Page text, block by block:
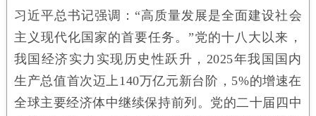
习近平总书记强调：“高质量发展是全面建设社会
主义现代化国家的首要任务。”党的十八大以来，
我国经济实力实现历史性跃升，2025年我国国内
生产总值首次迈上140万亿元新台阶，5%的增速在
全球主要经济体中继续保持前列。党的二十届四中